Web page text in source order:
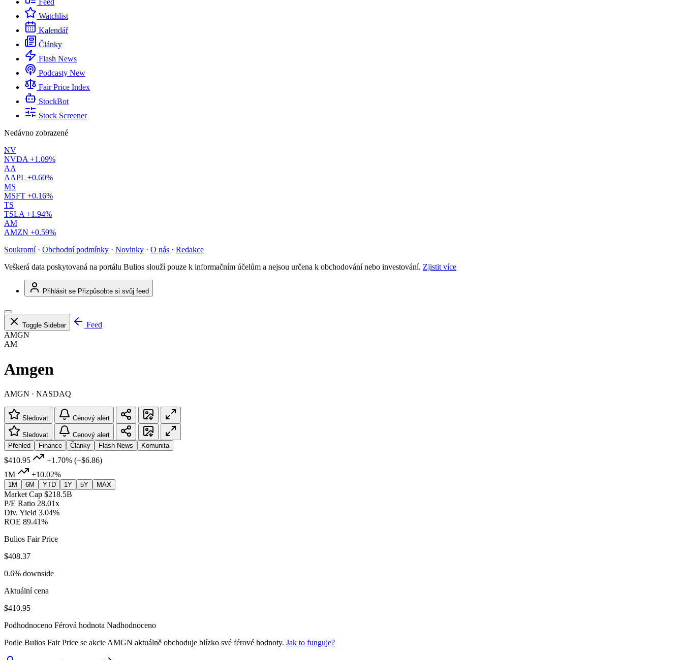
Feed
Watchlist
Kalendář
Články
Flash News
Podcasty New
Fair Price Index
StockBot
Stock Screener
Nedávno zobrazené
NV
NVDA +1.09%
AA
AAPL +0.60%
MS
MSFT +0.16%
TS
TSLA +1.94%
AM
AMZN +0.59%
Soukromí · Obchodní podmínky · Novinky · O nás · Redakce
Veškerá data poskytovaná na portálu Bulios slouží pouze k informačním účelům a nejsou určena k obchodování nebo investování. Zjistit více
Přihlásit se Přizpůsobte si svůj feed
Toggle Sidebar
Feed
AMGN
AM
Amgen
AMGN · NASDAQ
Sledovat Cenový alert
Sledovat
Cenový alert
Přehled
Finance Články Flash News Komunita
$410.95 +1.70% (+$6.86)
1M
+10.02%
1M 6M YTD 1Y 5Y MAX
Market Cap $218.5B
P/E Ratio 28.01x
Div. Yield 3.04%
ROE 89.41%
Bulios Fair Price
$408.37
0.6% downside
Aktuální cena
$410.95
Podhodnoceno Férová hodnota Nadhodnoceno
Podle Bulios Fair Price se akcie AMGN aktuálně obchoduje blízko své férové hodnoty. Jak to funguje?